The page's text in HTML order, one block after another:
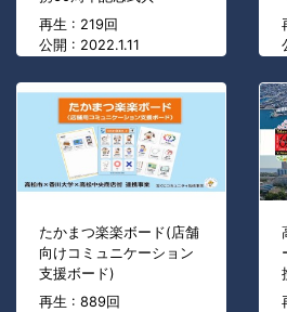
再生 : 219回
公開 : 2022.1.11
たかまつ楽楽ボード(店舗
向けコミュニケーション
支援ボード)
再生 : 889回